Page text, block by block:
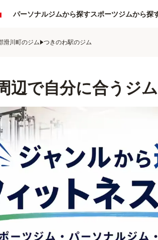
パーソナルジムから探すスポーツジムから探
滑川町のジム つきのわ駅のジム
辺で自分に合うジ